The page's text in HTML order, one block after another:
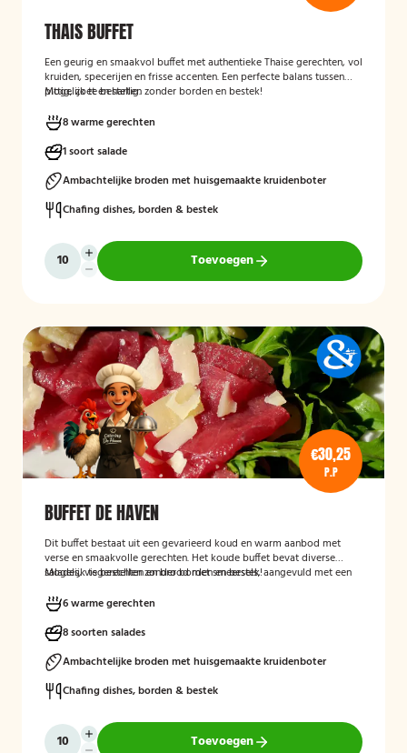
THAIS BUFFET
Een geurig en smaakvol buffet met authentieke Thaise gerechten, vol
kruiden, specerijen en frisse accenten. Een perfecte balans tussen
pittig, zoet en hartig.
Mogelijk te bestellen zonder borden en bestek!
8 warme gerechten
1 soort salade
Ambachtelijke broden met huisgemaakte kruidenboter
Chafing dishes, borden & bestek
Toevoegen
€30,25
P.P
BUFFET DE HAVEN
Dit buffet bestaat uit een gevarieerd koud en warm aanbod met
verse en smaakvolle gerechten. Het koude buffet bevat diverse
salades, visgerechten en brood met smeersels, aangevuld met een
zoals eendenborst, gamba’s, biefstukreepjes en buikspek,
geserveerd met bijgerechten zoals gewokte groenten en
aardappeltjes.
Mogelijk te bestellen zonder borden en bestek!
6 warme gerechten
8 soorten salades
Ambachtelijke broden met huisgemaakte kruidenboter
Chafing dishes, borden & bestek
Toevoegen